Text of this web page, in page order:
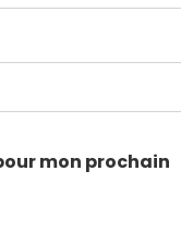
mon prochain